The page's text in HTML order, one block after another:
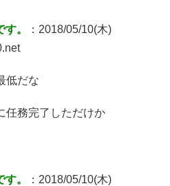
。
：2018/05/10(木)
低だな
任務完了しただけか
。
：2018/05/10(木)